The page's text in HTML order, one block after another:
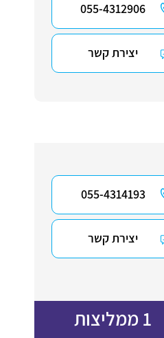
055-4312906
יצירת קשר
055-4314193
יצירת קשר
1 ממליצות